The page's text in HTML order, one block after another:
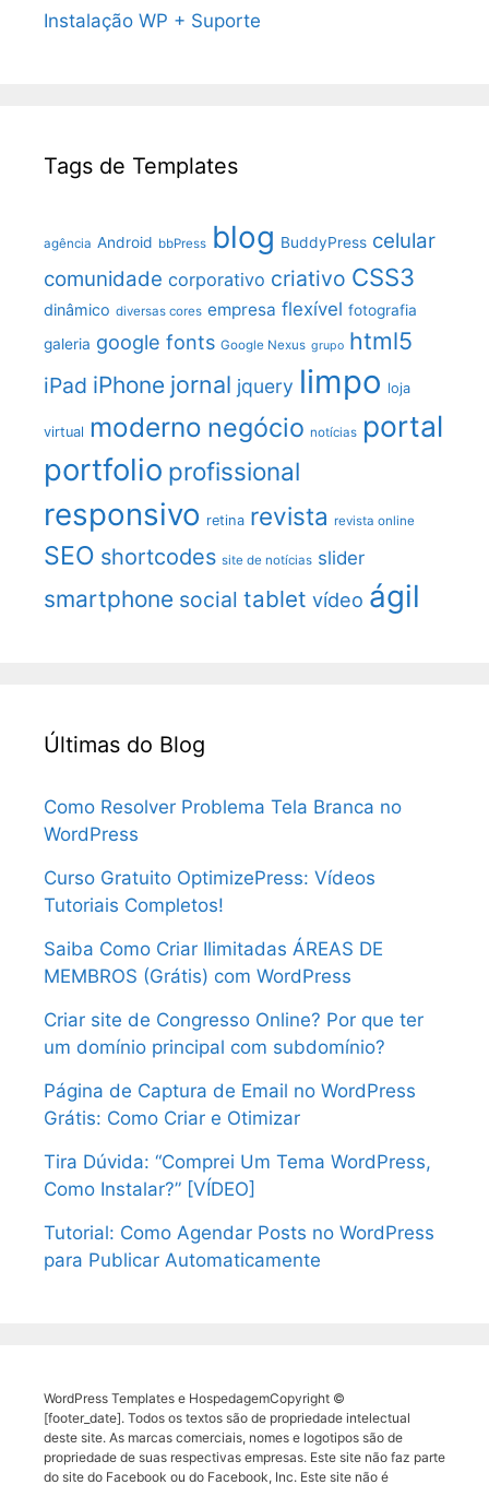
Instalação WP + Suporte
Tags de Templates
agência Android bbPress blog BuddyPress celular
comunidade corporativo criativo CSS3
dinâmico diversas cores empresa flexível fotografia
galeria google fonts Google Nexus grupo html5
iPad iPhone jornal jquery limpo loja
virtual moderno negócio notícias portal
portfolio profissional
responsivo retina revista revista online
SEO shortcodes site de notícias slider
smartphone social tablet vídeo ágil
Últimas do Blog
Como Resolver Problema Tela Branca no
WordPress
Curso Gratuito OptimizePress: Vídeos
Tutoriais Completos!
Saiba Como Criar Ilimitadas ÁREAS DE
MEMBROS (Grátis) com WordPress
Criar site de Congresso Online? Por que ter
um domínio principal com subdomínio?
Página de Captura de Email no WordPress
Grátis: Como Criar e Otimizar
Tira Dúvida: “Comprei Um Tema WordPress,
Como Instalar?” [VÍDEO]
Tutorial: Como Agendar Posts no WordPress
para Publicar Automaticamente
WordPress Templates e HospedagemCopyright ©
[footer_date]. Todos os textos são de propriedade intelectual
deste site. As marcas comerciais, nomes e logotipos são de
propriedade de suas respectivas empresas. Este site não faz parte
do site do Facebook ou do Facebook, Inc. Este site não é